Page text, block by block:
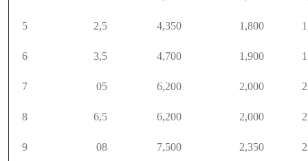
5 2,5 4,350 1,800
6 3,5 4,700 1,900
7 05 6,200 2,000
8 6,5 6,200 2,000
9 08 7,500 2,350